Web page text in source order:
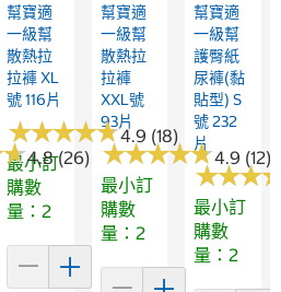
★
★4.8 (26)
幫寶適
一級幫
散熱拉
拉褲 XL
號 116片
★★★★★
★★★★★4.9 (18)
最小訂
購數
量：2
幫寶適
一級幫
散熱拉
拉褲
XXL號
93片
★★★★★
★★★★★4.9 (12)
最小訂
購數
量：2
幫寶適
一級幫
護臀紙
尿褲(黏
貼型) S
號 232
片
★★★
★★★
最小訂
購數
量：2